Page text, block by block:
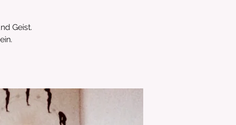
Geist.